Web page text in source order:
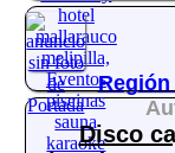
Región
Disco